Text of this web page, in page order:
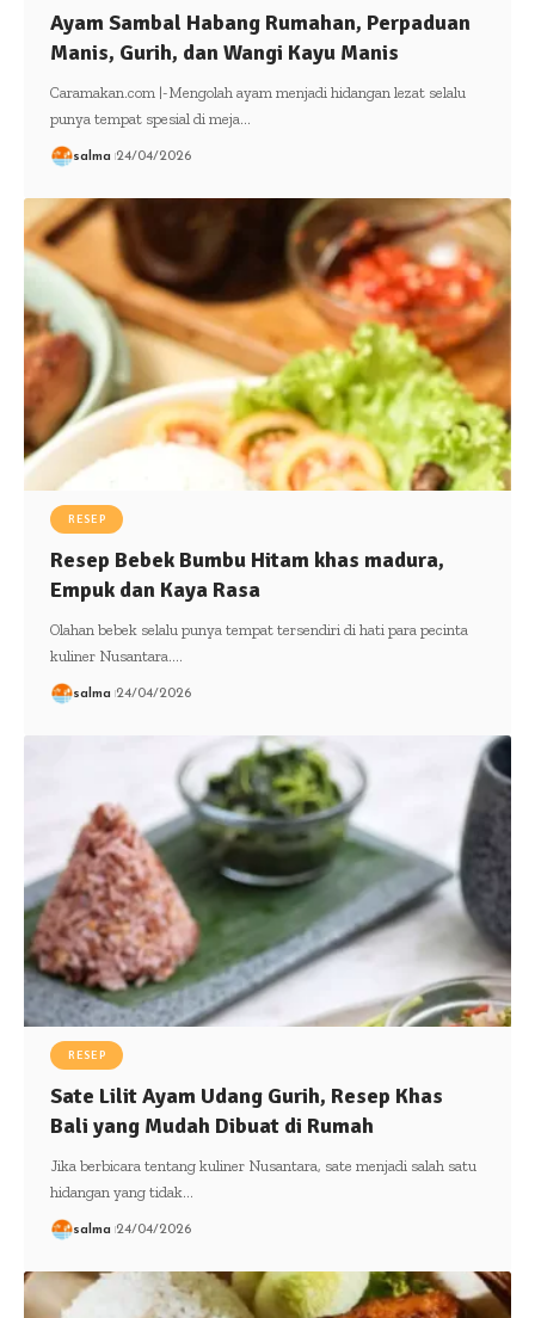
Ayam Sambal Habang Rumahan, Perpaduan
Manis, Gurih, dan Wangi Kayu Manis
Caramakan.com |-Mengolah ayam menjadi hidangan lezat selalu
punya tempat spesial di meja…
salma 24/04/2026
RESEP
Resep Bebek Bumbu Hitam khas madura,
Empuk dan Kaya Rasa
Olahan bebek selalu punya tempat tersendiri di hati para pecinta
kuliner Nusantara.…
salma 24/04/2026
RESEP
Sate Lilit Ayam Udang Gurih, Resep Khas
Bali yang Mudah Dibuat di Rumah
Jika berbicara tentang kuliner Nusantara, sate menjadi salah satu
hidangan yang tidak…
salma 24/04/2026